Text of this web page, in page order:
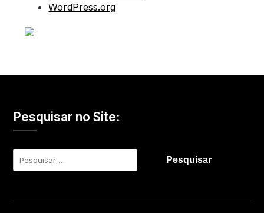
WordPress.org
Pesquisar no Site:
Pesquisar
por: